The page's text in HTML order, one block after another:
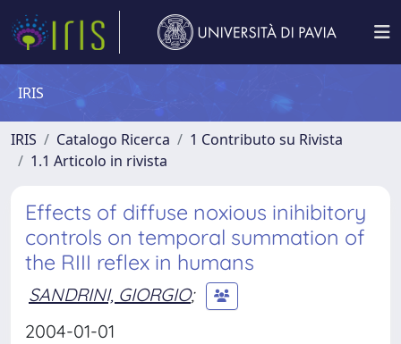
IRIS
IRIS Catalogo Ricerca
1 Contributo su Rivista
1.1 Articolo in rivista
Effects of diffuse noxious inihibitory
controls on temporal summation of
the RIII reflex in humans
SANDRINI, GIORGIO;
2004-01-01